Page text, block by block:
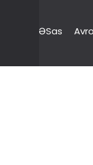
ƏSas